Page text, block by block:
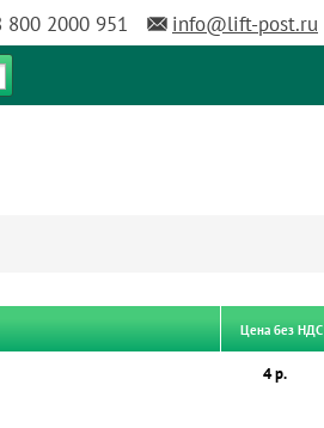
800 2000 951 info@lift-post.ru
Цена без НДС
4 р.